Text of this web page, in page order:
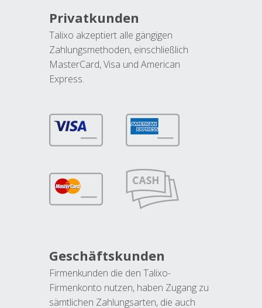
Privatkunden
Talixo akzeptiert alle gängigen
Zahlungsmethoden, einschließlich
MasterCard, Visa und American
Express.
Geschäftskunden
Firmenkunden die den Talixo-
Firmenkonto nutzen, haben Zugang zu
sämtlichen Zahlungsarten, die auch